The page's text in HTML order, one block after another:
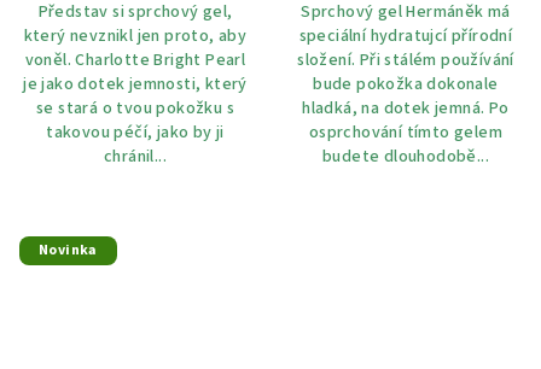
Představ si sprchový gel,
který nevznikl jen proto, aby
voněl. Charlotte Bright Pearl
je jako dotek jemnosti, který
se stará o tvou pokožku s
takovou péčí, jako by ji
chránil...
Sprchový gel Hermáněk má
speciální hydratujcí přírodní
složení. Při stálém používání
bude pokožka dokonale
hladká, na dotek jemná. Po
osprchování tímto gelem
budete dlouhodobě...
Novinka